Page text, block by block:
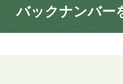
バックナンバー